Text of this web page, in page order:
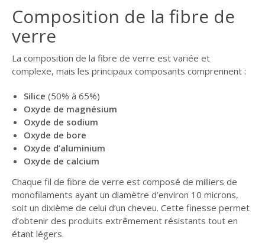
Composition de la fibre de
verre
La composition de la fibre de verre est variée et
complexe, mais les principaux composants comprennent :
Silice (50% à 65%)
Oxyde de magnésium
Oxyde de sodium
Oxyde de bore
Oxyde d’aluminium
Oxyde de calcium
Chaque fil de fibre de verre est composé de milliers de
monofilaments ayant un diamètre d’environ 10 microns,
soit un dixième de celui d’un cheveu. Cette finesse permet
d’obtenir des produits extrêmement résistants tout en
étant légers.